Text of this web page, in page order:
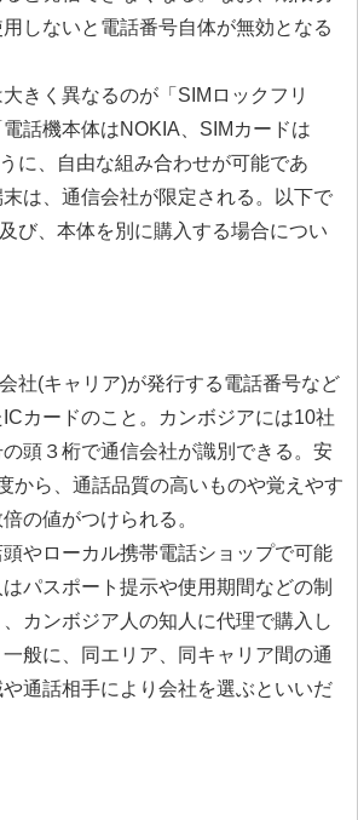
しないと電話番号自体が無効となる
きく異なるのが「SIMロックフリ
話機本体はNOKIA、SIMカードは
に、自由な組み合わせが可能であ
は、通信会社が限定される。以下で
び、本体を別に購入する場合につい
社(キャリア)が発行する電話番号など
カードのこと。カンボジアには10社
頭３桁で通信会社が識別できる。安
から、通話品質の高いものや覚えやす
の値がつけられる。
やローカル携帯電話ショップで可能
パスポート提示や使用期間などの制
カンボジア人の知人に代理で購入し
般に、同エリア、同キャリア間の通
通話相手により会社を選ぶといいだ